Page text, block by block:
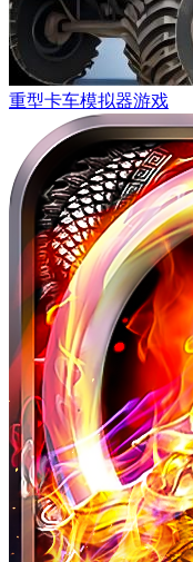
重型卡车模拟器游戏